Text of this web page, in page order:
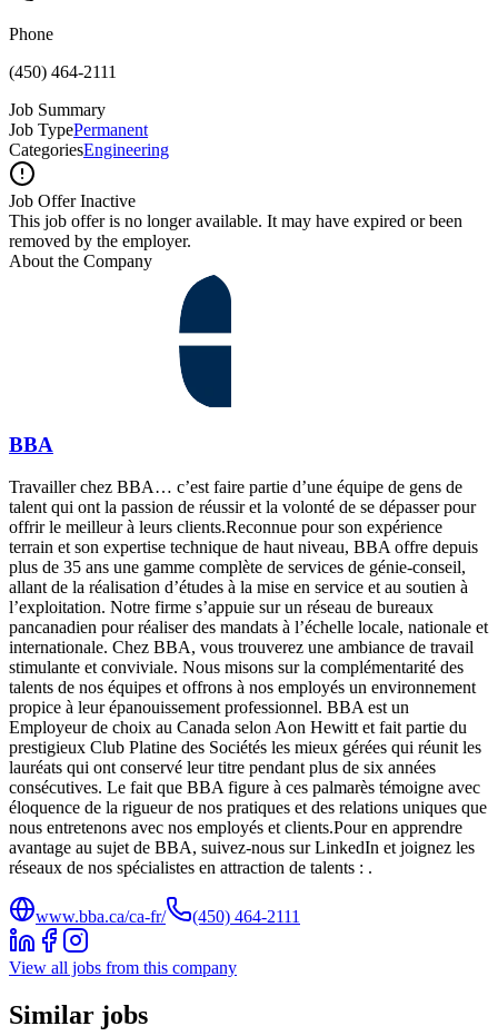
Phone
(450) 464-2111
Job Summary
Job TypePermanent
CategoriesEngineering
Job Offer Inactive
This job offer is no longer available. It may have expired or been
removed by the employer.
About the Company
BBA
Travailler chez BBA… c’est faire partie d’une équipe de gens de
talent qui ont la passion de réussir et la volonté de se dépasser pour
offrir le meilleur à leurs clients.Reconnue pour son expérience
terrain et son expertise technique de haut niveau, BBA offre depuis
plus de 35 ans une gamme complète de services de génie-conseil,
allant de la réalisation d’études à la mise en service et au soutien à
l’exploitation. Notre firme s’appuie sur un réseau de bureaux
pancanadien pour réaliser des mandats à l’échelle locale, nationale et
internationale. Chez BBA, vous trouverez une ambiance de travail
stimulante et conviviale. Nous misons sur la complémentarité des
talents de nos équipes et offrons à nos employés un environnement
propice à leur épanouissement professionnel. BBA est un
Employeur de choix au Canada selon Aon Hewitt et fait partie du
prestigieux Club Platine des Sociétés les mieux gérées qui réunit les
lauréats qui ont conservé leur titre pendant plus de six années
consécutives. Le fait que BBA figure à ces palmarès témoigne avec
éloquence de la rigueur de nos pratiques et des relations uniques que
nous entretenons avec nos employés et clients.Pour en apprendre
avantage au sujet de BBA, suivez-nous sur LinkedIn et joignez les
réseaux de nos spécialistes en attraction de talents : .
www.bba.ca/ca-fr/ (450) 464-2111
View all jobs from this company
Similar jobs